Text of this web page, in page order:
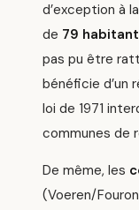
d’exception à
de 79
pas pu être
bénéficie d’un
loi de 1971
communes de
De même, les
(Voeren/